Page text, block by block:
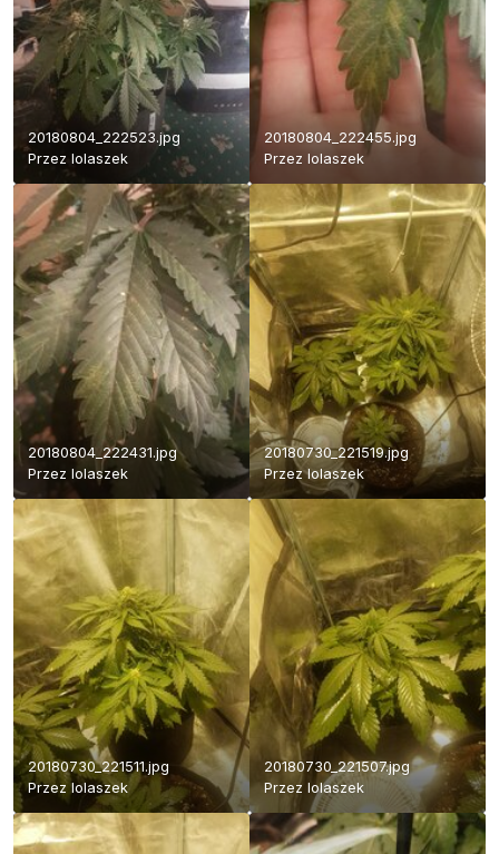
20180804_222523.jpg
Przez lolaszek
20180804_222455.jpg
Przez lolaszek
20180804_222431.jpg
Przez lolaszek
20180730_221519.jpg
Przezlolaszek
20180730_221511.jpg
Przez lolaszek
20180730_221507.jpg
Przez lolaszek